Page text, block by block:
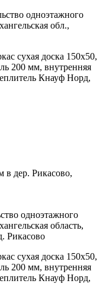
одноэтажного
обл.,
сухая доска 150х50,
200 мм, внутренняя
Кнауф Норд,
дер. Рикасово,
одноэтажного
область,
Рикасово
сухая доска 150х50,
200 мм, внутренняя
Кнауф Норд,